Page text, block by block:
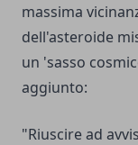
massima
dell'asteroide
un 'sasso
aggiunto:
"Riuscire ad